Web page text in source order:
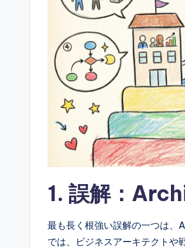
it
1. 誤解：
最も長く根強い誤解の一つは
では、ビジネスアーキテクトや